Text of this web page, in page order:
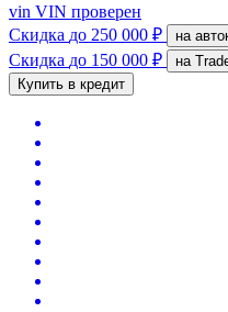
vin VIN проверен
Скидка до 250 000 ₽ на
Скидка до 150 000 ₽
на
Купить в кредит